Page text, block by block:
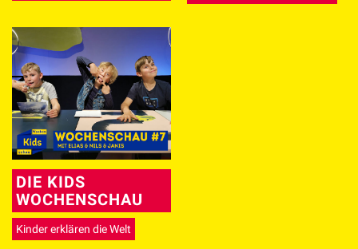
DIE KIDS
WOCHENSCHAU
Kinder erklären die Welt